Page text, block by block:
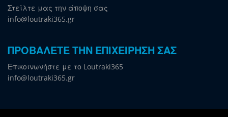
Στείλτε μας την άποψη σας
info@loutraki365.gr
ΠΡΟΒΑΛΕΤΕ ΤΗΝ ΕΠΙΧΕΙΡΗΣΗ ΣΑΣ
Επικοινωνήστε με το Loutraki365
info@loutraki365.gr